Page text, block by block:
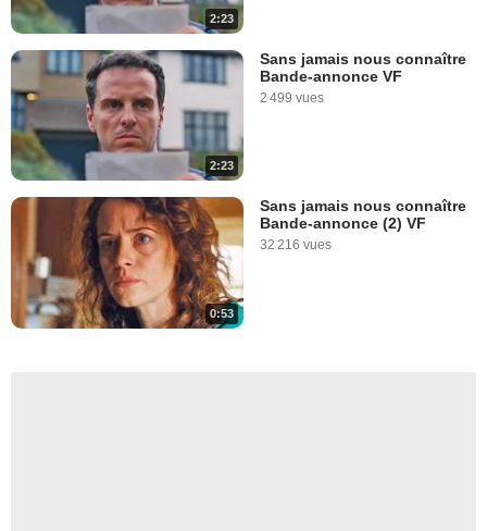
2:23
2:23
Sans jamais nous connaître
Bande-annonce VF
2 499 vues
0:53
Sans jamais nous connaître
Bande-annonce (2) VF
32 216 vues